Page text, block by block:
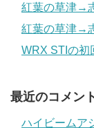
紅葉の草津→
紅葉の草津→
WRX STIの初
最近のコメン
ハイビームア